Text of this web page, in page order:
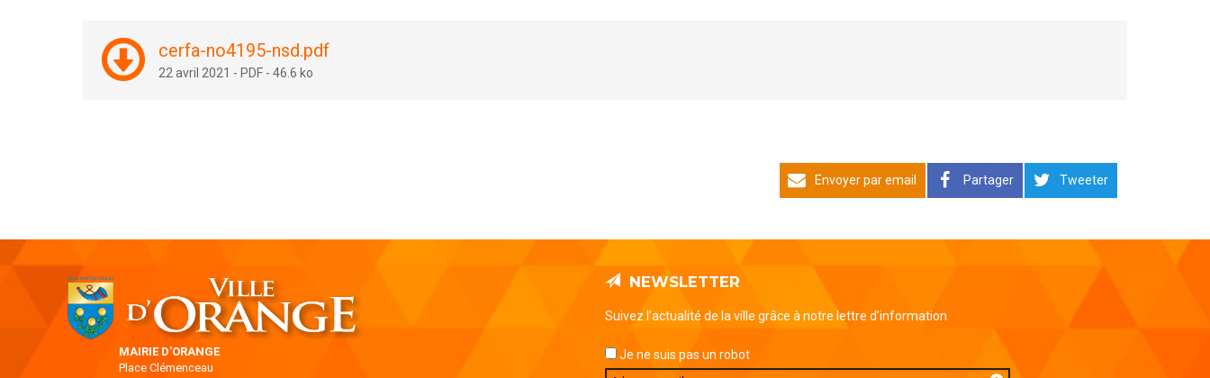
cerfa-no4195-nsd.pdf
22 avril 2021 - PDF -46.6 ko
Envoyer par email Partager Tweeter
MAIRIE D'ORANGE
Place Clémenceau
NEWSLETTER
Suivez l’actualité de la ville grâce à notre lettre d’information
Je ne suis pas un robot